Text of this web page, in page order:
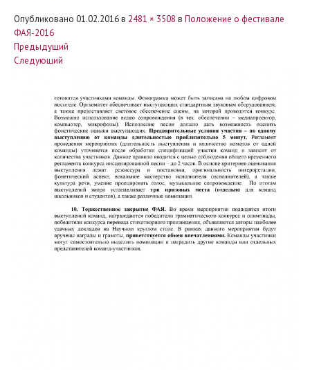
Опубликовано 01.02.2016в 2481 × 3508 в Положение о фестивале
ФАЯ-2016
Предыдущий
Следующий